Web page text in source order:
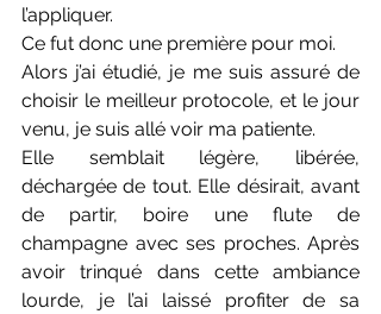
l’appliquer.
Ce fut donc une première pour moi.
Alors j’ai étudié, je me suis assuré de
choisir le meilleur protocole, et le jour
venu, je suis allé voir ma patiente.
Elle semblait légère, libérée,
déchargée de tout. Elle désirait, avant
de partir, boire une flute de
champagne avec ses proches. Après
avoir trinqué dans cette ambiance
lourde, je l’ai laissé profiter de sa